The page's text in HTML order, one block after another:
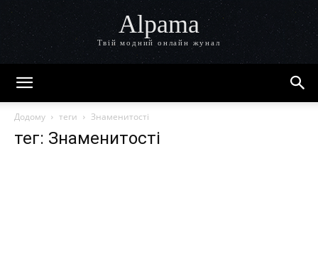
Alpama
Твій модний онлайн жунал
Додому теги Знаменитості
тег: Знаменитості